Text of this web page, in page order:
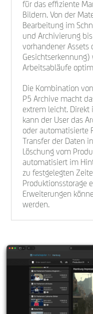
für das effiziente
Bildern. Von der
Bearbeitung im
und Archivierung
vorhandener Assets
Arbeitsabläufe
Die Kombination
P5 Archive macht
extrem leicht.
kann der User das
oder automatisierte
Transfer der Daten
Löschung vom
automatisiert im
zu festgelegten
Produktionsstorage
Erweiterungen
werden.